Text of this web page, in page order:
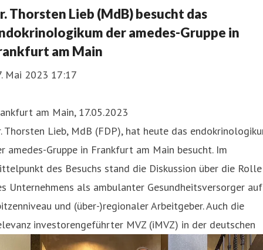
Thorsten Lieb (MdB) besucht das
der amedes-Gruppe in
am Main
Mai 2023 17:17
am Main, 17.05.2023
Thorsten Lieb, MdB (FDP), hat heute das
amedes-Gruppe in Frankfurt am Main besucht. Im
des Besuchs stand die Diskussion über die Rolle
Unternehmens als ambulanter Gesundheitsversorger auf
und (über-)regionaler Arbeitgeber. Auch die
investorengeführter MVZ (iMVZ) in der deutschen